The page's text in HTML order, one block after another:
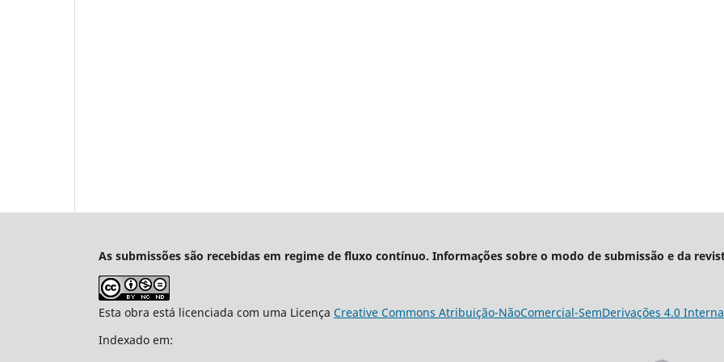
As submissões são recebidas em regime de fluxo contínuo. Informações sobre o modo de submissão e da
Esta obra está licenciada com uma Licença Creative Commons Atribuição-NãoComercial-SemDerivações 4.0
Indexado em: